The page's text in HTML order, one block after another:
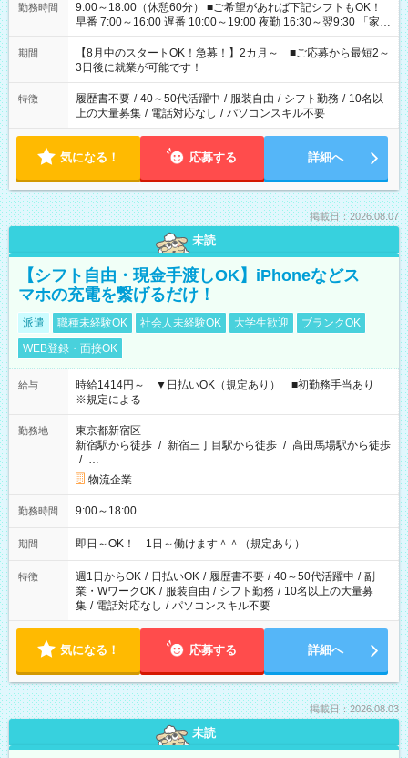
勤務時間
9:00～18:00（休憩60分） ■ご希望があれば下記シフトもOK！
早番 7:00～16:00 遅番 10:00～19:00 夜勤 16:30～翌9:30 「家族
と休みを合わせたい」 「余裕を持って夕飯の準備がしたい」
「できれば残業はしたくない」 など、ご希望を教えてください
ね。 ※Wワーク希望の方へ 今ご覧のお仕事で希望する勤務時間
と、もう1つのお仕事の勤務時間。 合計で週40時間を超える場
合は応募できません。
期間
【8月中のスタートOK！急募！】2カ月～ ■ご応募から最短2～
3日後に就業が可能です！
特徴 履歴書不要 / 40～50代活躍中 / 服装自由 / シフト勤務 / 10名以
上の大量募集 / 電話対応なし / パソコンスキル不要
気になる！ 応募する 詳細へ
掲載日：2026.08.07
未読
【シフト自由・現金手渡しOK】iPhoneなどス
マホの充電を繋げるだけ！
派遣 職種未経験OK 社会人未経験OK 大学生歓迎
ブランクOK
WEB登録・面接OK
給与
時給1414円～ ▼日払いOK（規定あり） ■初勤務手当あり
※規定による
勤務地
東京都新宿区
新宿駅から徒歩 / 新宿三丁目駅から徒歩 / 高田馬場駅から徒歩
/ …
物流企業
勤務時間 9:00～18:00
期間 即日～OK！ 1日～働けます＾＾（規定あり）
特徴 週1日からOK / 日払いOK / 履歴書不要 / 40～50代活躍中 / 副
業・WワークOK / 服装自由 / シフト勤務 / 10名以上の大量募
集 / 電話対応なし / パソコンスキル不要
気になる！ 応募する 詳細へ
掲載日：2026.08.03
未読